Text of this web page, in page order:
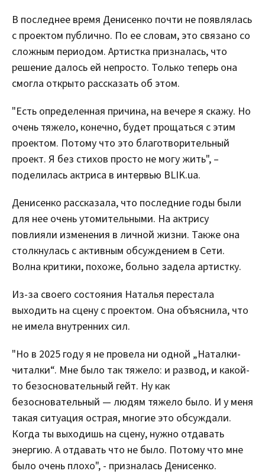
В последнее время Денисенко почти не появлялась
с проектом публично. По ее словам, это связано со
сложным периодом. Артистка призналась, что
решение далось ей непросто. Только теперь она
смогла открыто рассказать об этом.
"Есть определенная причина, на вечере я скажу. Но
очень тяжело, конечно, будет прощаться с этим
проектом. Потому что это благотворительный
проект. Я без стихов просто не могу жить", –
поделилась актриса в интервью BLIK.ua.
Денисенко рассказала, что последние годы были
для нее очень утомительными. На актрису
повлияли изменения в личной жизни. Также она
столкнулась с активным обсуждением в Сети.
Волна критики, похоже, больно задела артистку.
Из-за своего состояния Наталья перестала
выходить на сцену с проектом. Она объяснила, что
не имела внутренних сил.
"Но в 2025 году я не провела ни одной „Наталки-
читалки“. Мне было так тяжело: и развод, и какой-
то безосновательный гейт. Ну как
безосновательный — людям тяжело было. И у меня
такая ситуация острая, многие это обсуждали.
Когда ты выходишь на сцену, нужно отдавать
энергию. А отдавать что не было. Потому что мне
было очень плохо", - призналась Денисенко.